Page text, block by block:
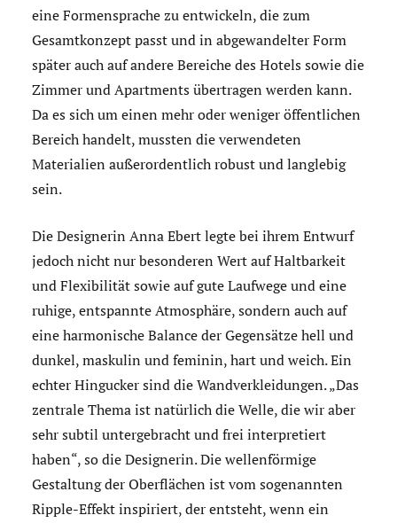
eine Formensprache zu entwickeln, die zum
Gesamtkonzept passt und in abgewandelter Form
später auch auf andere Bereiche des Hotels sowie die
Zimmer und Apartments übertragen werden kann.
Da es sich um einen mehr oder weniger öffentlichen
Bereich handelt, mussten die verwendeten
Materialien außerordentlich robust und langlebig
sein.
Die Designerin Anna Ebert legte bei ihrem Entwurf
jedoch nicht nur besonderen Wert auf Haltbarkeit
und Flexibilität sowie auf gute Laufwege und eine
ruhige, entspannte Atmosphäre, sondern auch auf
eine harmonische Balance der Gegensätze hell und
dunkel, maskulin und feminin, hart und weich. Ein
echter Hingucker sind die Wandverkleidungen. „Das
zentrale Thema ist natürlich die Welle, die wir aber
sehr subtil untergebracht und frei interpretiert
haben“, so die Designerin. Die wellenförmige
Gestaltung der Oberflächen ist vom sogenannten
Ripple-Effekt inspiriert, der entsteht, wenn ein